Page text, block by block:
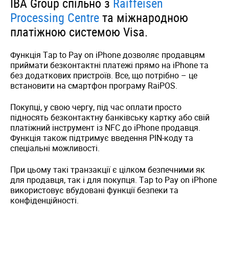
Processing Centreта міжнародною
платіжною системою Visa.
Функція Tap to Pay on iPhone дозволяє продавцям
приймати безконтактні платежі прямо на iPhone та
без додаткових пристроїв. Все, що потрібно – це
встановити на смартфон програму RaiPOS.
Покупці, у свою чергу, під час оплати просто
підносять безконтактну банківську картку або свій
платіжний інструмент із NFC до iPhone продавця.
Функція також підтримує введення PIN-коду та
спеціальні можливості.
При цьому такі транзакції є цілком безпечними як
для продавця, так і для покупця. Tap to Pay on iPhone
використовує вбудовані функції безпеки та
конфіденційності.